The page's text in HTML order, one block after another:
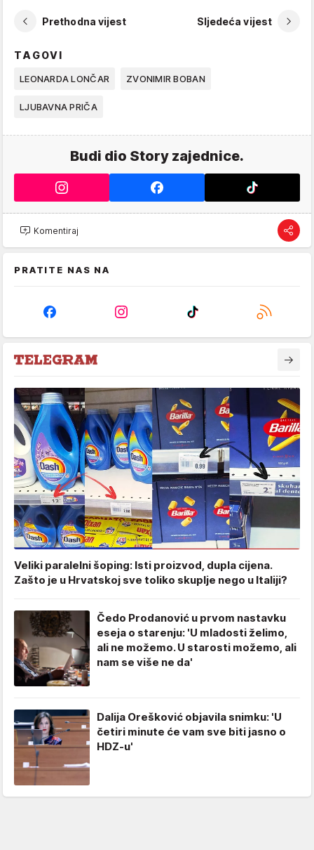
Prethodna vijest Sljedeća vijest
TAGOVI
LEONARDA LONČAR ZVONIMIR BOBAN
LJUBAVNA PRIČA
Budi dio Story zajednice.
Komentiraj
PRATITE NAS NA
Veliki paralelni šoping: Isti proizvod, dupla cijena.
Zašto je u Hrvatskoj sve toliko skuplje nego u Italiji?
Čedo Prodanović u prvom nastavku
eseja o starenju: 'U mladosti želimo,
ali ne možemo. U starosti možemo, ali
nam se više ne da'
Dalija Orešković objavila snimku: 'U
četiri minute će vam sve biti jasno o
HDZ-u'